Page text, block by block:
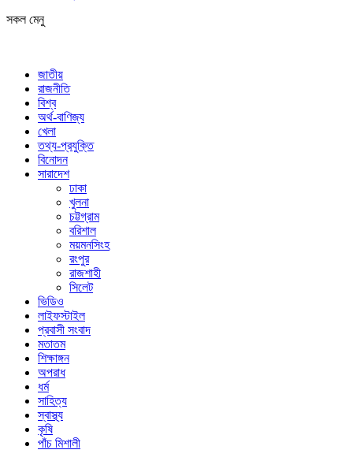
সকল মেনু
জাতীয়
রাজনীতি
বিশ্ব
অর্থ-বাণিজ্য
খেলা
তথ্য-প্রযুক্তি
বিনোদন
সারাদেশ
ঢাকা
খুলনা
চট্টগ্রাম
বরিশাল
ময়মনসিংহ
রংপুর
রাজশাহী
সিলেট
ভিডিও
লাইফস্টাইল
প্রবাসী সংবাদ
মতাতম
শিক্ষাঙ্গন
অপরাধ
ধর্ম
সাহিত্য
স্বাস্থ্য
কৃষি
পাঁচ মিশালী